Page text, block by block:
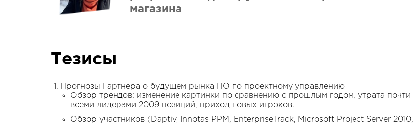
магазина
Тезисы
Прогнозы Гартнера о будущем рынка ПО по проектному управлению
Обзор трендов: изменение картинки по сравнению с прошлым годом, утрата почти
всеми лидерами 2009 позиций, приход новых игроков.
Обзор участников (Daptiv, Innotas PPM, EnterpriseTrack, Microsoft Project Server 2010,